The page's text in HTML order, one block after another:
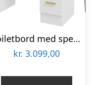
Toiletbord med spejl og 12 led-lys, sminkebord med 7 skuffer, spånplade, hvid
kr. 3.099,00